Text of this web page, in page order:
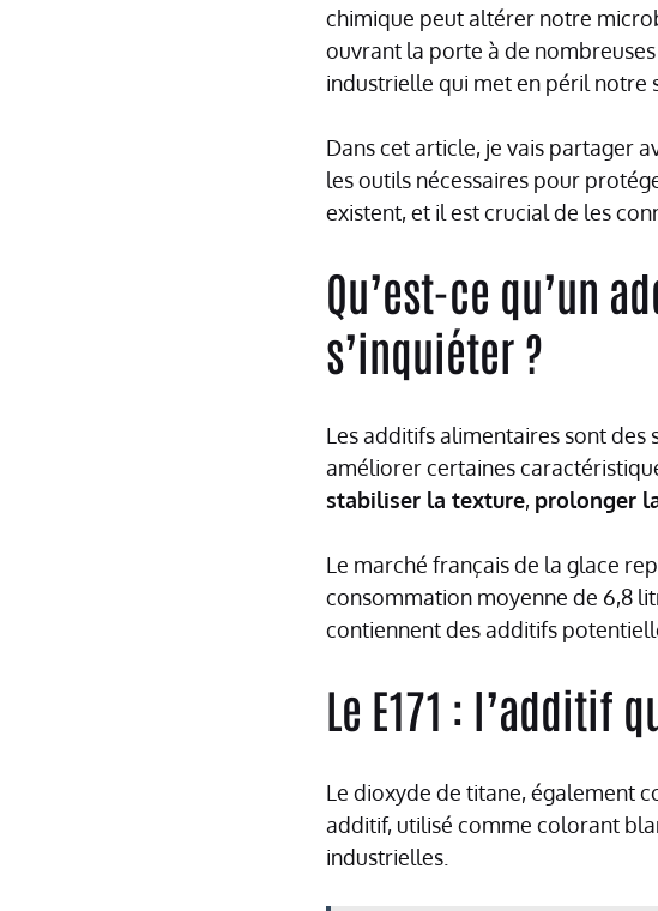
chimique peut altérer notre
ouvrant la porte à de
industrielle qui met en péril notre
Dans cet article, je vais partager
les outils nécessaires pour
existent, et il est crucial de les
Qu’est-ce qu’un
s’inquiéter ?
Les additifs alimentaires sont
améliorer certaines
stabiliser la texture, prolonger
Le marché français de la glace
consommation moyenne de 6,8
contiennent des additifs
Le E171 : l’additif
Le dioxyde de titane, également
additif, utilisé comme colorant
industrielles.